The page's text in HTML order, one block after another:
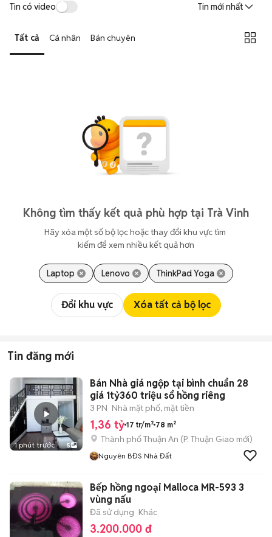
Tin có video Tin mới nhất
Tất cả Cá nhân Bán chuyên
Không tìm thấy kết quả phù hợp tại Trà Vinh
Hãy xóa một số bộ lọc hoặc thay đổi khu vực tìm
kiếm để xem nhiều kết quả hơn
Laptop Lenovo ThinkPad Yoga
Đổi khu vực Xóa tất cả bộ lọc
Tin đăng mới
1 phút trước 5
Bán Nhà giá ngộp tại bình chuẩn 28
giá 1tỷ360 triệu sổ hồng riêng
3 PN Nhà mặt phố, mặt tiền
1,36 tỷ 17 tr/m² 78 m²
Thành phố Thuận An (P. Thuận Giao mới)
Nguyên BĐS Nhà Đất
Bếp hồng ngoại Malloca MR-593 3
vùng nấu
Đã sử dụng Khác
3.200.000 đ